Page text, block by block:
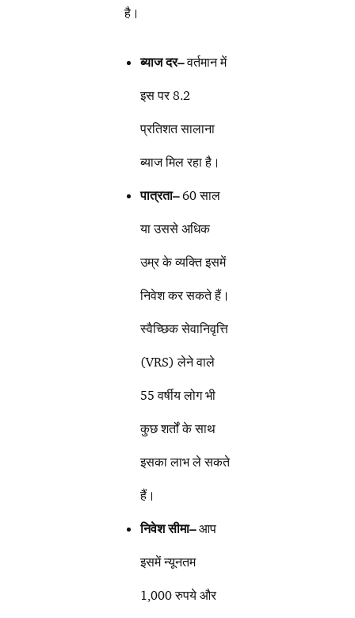
है।
ब्याज दर–वर्तमान में
इस पर 8.2
प्रतिशत सालाना
ब्याज मिल रहा है।
पात्रता–60 साल
या उससे अधिक
उम्र के व्यक्ति इसमें
निवेश कर सकते हैं।
स्वैच्छिक सेवानिवृत्ति
(VRS) लेने वाले
55 वर्षीय लोग भी
कुछ शर्तों के साथ
इसका लाभ ले सकते
हैं।
निवेश सीमा–आप
इसमें न्यूनतम
1,000 रुपये और